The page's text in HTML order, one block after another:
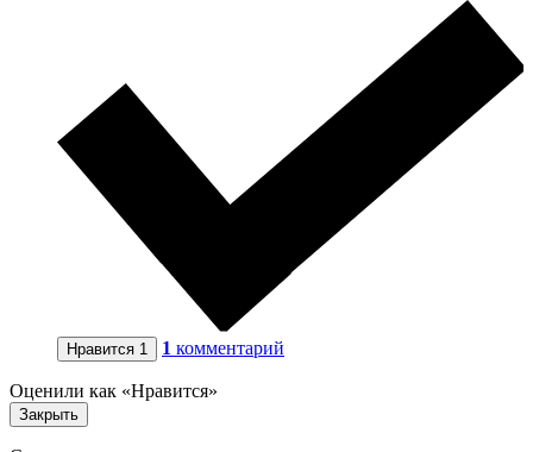
Нравится 1 1 комментарий
Оценили как «Нравится»
Закрыть